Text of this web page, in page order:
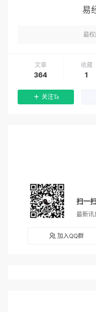
易
最
文章
364
收藏
1
关注Ta
扫一
最新讯
加入QQ群